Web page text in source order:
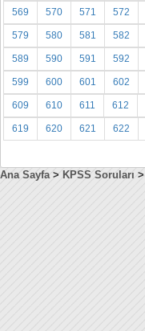
569 570 571 572
579 580 581 582
589 590 591 592
599 600 601 602
609 610 611 612
619 620 621 622
Ana Sayfa> KPSS Soruları >